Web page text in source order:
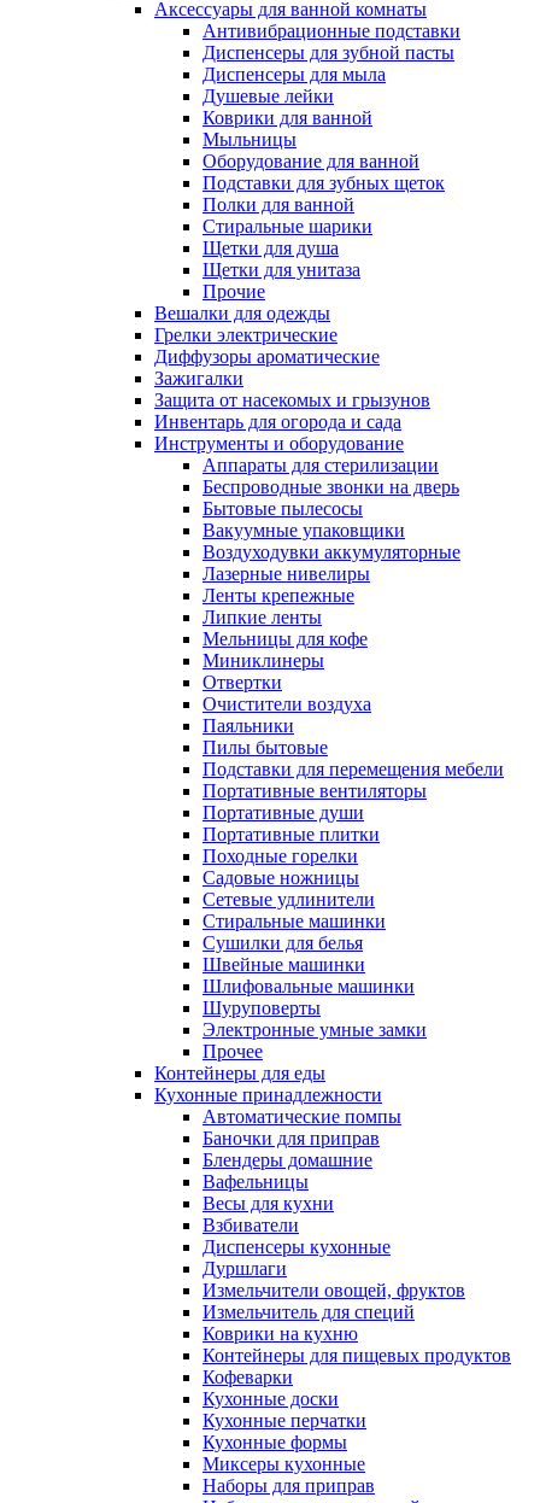
Аксессуары для ванной комнаты
Антивибрационные подставки
Диспенсеры для зубной пасты
Диспенсеры для мыла
Душевые лейки
Коврики для ванной
Мыльницы
Оборудование для ванной
Подставки для зубных щеток
Полки для ванной
Стиральные шарики
Щетки для душа
Щетки для унитаза
Прочие
Вешалки для одежды
Грелки электрические
Диффузоры ароматические
Зажигалки
Защита от насекомых и грызунов
Инвентарь для огорода и сада
Инструменты и оборудование
Аппараты для стерилизации
Беспроводные звонки на дверь
Бытовые пылесосы
Вакуумные упаковщики
Воздуходувки аккумуляторные
Лазерные нивелиры
Ленты крепежные
Липкие ленты
Мельницы для кофе
Миниклинеры
Отвертки
Очистители воздуха
Паяльники
Пилы бытовые
Подставки для перемещения мебели
Портативные вентиляторы
Портативные души
Портативные плитки
Походные горелки
Садовые ножницы
Сетевые удлинители
Стиральные машинки
Сушилки для белья
Швейные машинки
Шлифовальные машинки
Шуруповерты
Электронные умные замки
Прочее
Контейнеры для еды
Кухонные принадлежности
Автоматические помпы
Баночки для приправ
Блендеры домашние
Вафельницы
Весы для кухни
Взбиватели
Диспенсеры кухонные
Дуршлаги
Измельчители овощей, фруктов
Измельчитель для специй
Коврики на кухню
Контейнеры для пищевых продуктов
Кофеварки
Кухонные доски
Кухонные перчатки
Кухонные формы
Миксеры кухонные
Наборы для приправ